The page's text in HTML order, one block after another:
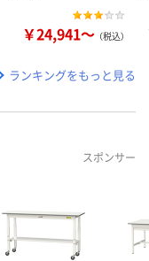
￥24,941～ （税込）
ランキングをもっと見る
スポンサー